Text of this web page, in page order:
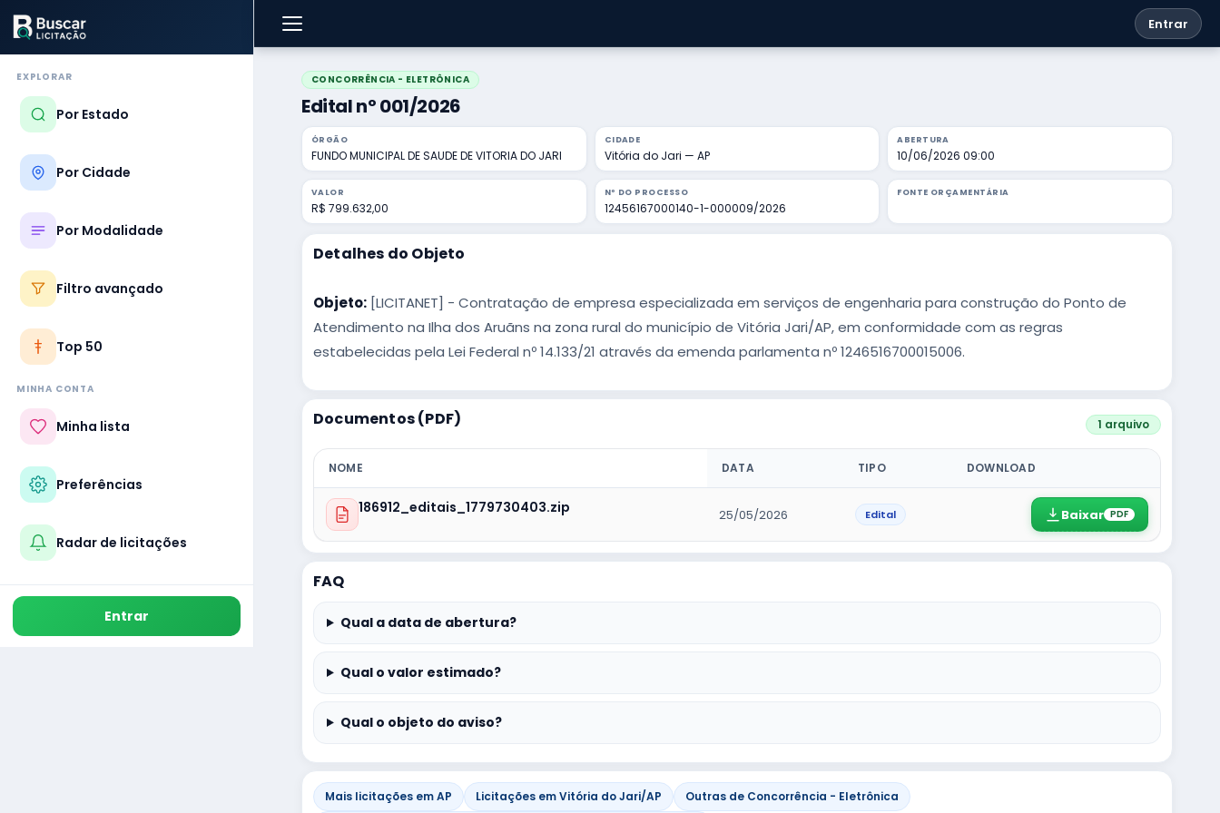
Entrar
EXPLORAR
Por Estado
Por Cidade
Por Modalidade
Filtro avançado
Top 50
MINHA CONTA
Minha lista
Preferências
Radar de licitações
Entrar
CONCORRÊNCIA - ELETRÔNICA
Edital nº 001/2026
ÓRGÃO
FUNDO MUNICIPAL DE SAUDE DE VITORIA DO JARI
CIDADE
Vitória do Jari — AP
ABERTURA
10/06/2026 09:00
VALOR
R$ 799.632,00
Nº DO PROCESSO
12456167000140-1-000009/2026
FONTE ORÇAMENTÁRIA
Detalhes do Objeto
Objeto: [LICITANET] - Contratação de empresa especializada em serviços de engenharia para construção do Ponto de
Atendimento na Ilha dos Aruãns na zona rural do município de Vitória Jari/AP, em conformidade com as regras
estabelecidas pela Lei Federal nº 14.133/21 através da emenda parlamenta nº 1246516700015006.
Documentos (PDF) 1 arquivo
NOME DATA TIPO DOWNLOAD
186912_editais_1779730403.zip 25/05/2026 Edital Baixar PDF
FAQ
Qual a data de abertura?
Qual o valor estimado?
Qual o objeto do aviso?
Mais licitações em AP Licitações em Vitória do Jari/AP Outras de Concorrência - Eletrônica